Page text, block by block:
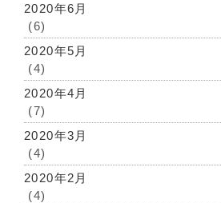
2020年6月
(6)
2020年5月
(4)
2020年4月
(7)
2020年3月
(4)
2020年2月
(4)